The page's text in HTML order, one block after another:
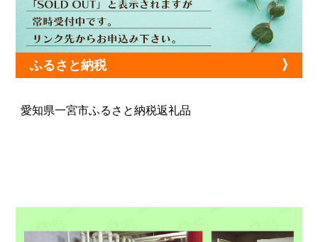
ふるさと納税
愛知県一宮市ふるさと納税返礼品